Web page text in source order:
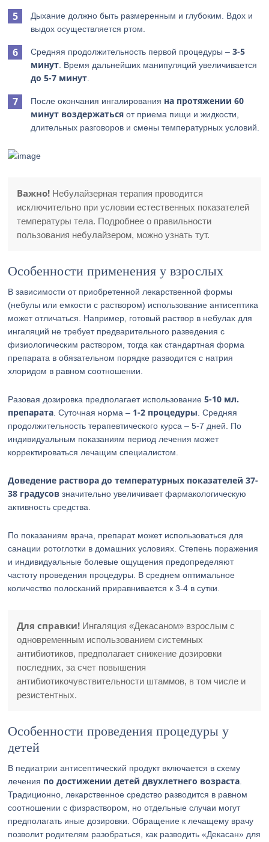
Дыхание должно быть размеренным и глубоким. Вдох и
выдох осуществляется ртом.
Средняя продолжительность первой процедуры –3-5
минут . Время дальнейших манипуляций увеличивается
до 5-7 минут
После окончания ингалирования на протяжении 60
минут воздержаться от приема пищи и жидкости,
длительных разговоров и смены температурных условий.
Важно! Небулайзерная терапия проводится
исключительно при условии естественных показателей
температуры тела. Подробнее о правильности
пользования небулайзером, можно узнать тут.
Особенности применения у взрослых
В зависимости от приобретенной лекарственной формы
(небулы или емкости с раствором) использование антисептика
может отличаться. Например, готовый раствор в небулах для
ингаляций не требует предварительного разведения с
физиологическим раствором, тогда как стандартная форма
препарата в обязательном порядке разводится с натрия
хлоридом в равном соотношении.
Разовая дозировка предполагает использование5-10 мл.
препарата . Суточная норма – 1-2 процедуры . Средняя
продолжительность терапевтического курса – 5-7 дней. По
индивидуальным показаниям период лечения может
корректироваться лечащим специалистом.
Доведение раствора до температурных показателей 37-
38 градусов значительно увеличивает фармакологическую
активность средства.
По показаниям врача, препарат может использоваться для
санации ротоглотки в домашних условиях. Степень поражения
и индивидуальные болевые ощущения предопределяют
частоту проведения процедуры. В среднем оптимальное
количество полосканий приравнивается к 3-4 в сутки.
Для справки! Ингаляция «Декасаном» взрослым с
одновременным использованием системных
антибиотиков, предполагает снижение дозировки
последних, за счет повышения
антибиотикочувствительности штаммов, в том числе и
резистентных.
Особенности проведения процедуры у
детей
В педиатрии антисептический продукт включается в схему
лечения по достижении детей двухлетнего возраста
Традиционно, лекарственное средство разводится в равном
соотношении с физраствором, но отдельные случаи могут
предполагать иные дозировки. Обращение к лечащему врачу
позволит родителям разобраться, как разводить «Декасан» для